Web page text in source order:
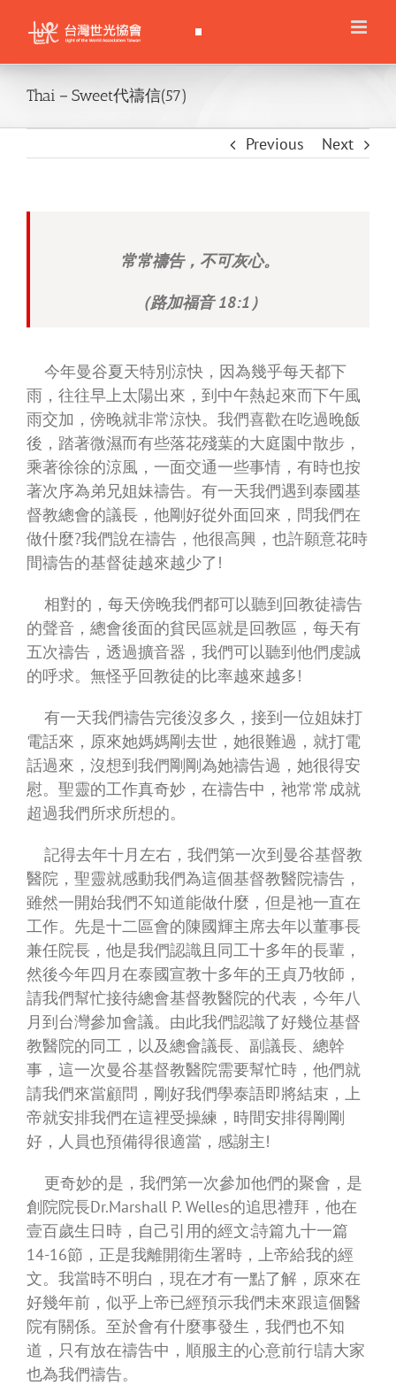
content
Thai－Sweet代禱信(57)
Previous Next
常常禱告，不可灰心。
（路加福音 18:1）
今年曼谷夏天特別涼快，因為幾乎每天都下
雨，往往早上太陽出來，到中午熱起來而下午風
雨交加，傍晚就非常涼快。我們喜歡在吃過晚飯
後，踏著微濕而有些落花殘葉的大庭園中散步，
乘著徐徐的涼風，一面交通一些事情，有時也按
著次序為弟兄姐妹禱告。有一天我們遇到泰國基
督教總會的議長，他剛好從外面回來，問我們在
做什麼?我們說在禱告，他很高興，也許願意花時
間禱告的基督徒越來越少了!
相對的，每天傍晚我們都可以聽到回教徒禱告
的聲音，總會後面的貧民區就是回教區，每天有
五次禱告，透過擴音器，我們可以聽到他們虔誠
的呼求。無怪乎回教徒的比率越來越多!
有一天我們禱告完後沒多久，接到一位姐妹打
電話來，原來她媽媽剛去世，她很難過，就打電
話過來，沒想到我們剛剛為她禱告過，她很得安
慰。聖靈的工作真奇妙，在禱告中，祂常常成就
超過我們所求所想的。
記得去年十月左右，我們第一次到曼谷基督教
醫院，聖靈就感動我們為這個基督教醫院禱告，
雖然一開始我們不知道能做什麼，但是祂一直在
工作。先是十二區會的陳國輝主席去年以董事長
兼任院長，他是我們認識且同工十多年的長輩，
然後今年四月在泰國宣教十多年的王貞乃牧師，
請我們幫忙接待總會基督教醫院的代表，今年八
月到台灣參加會議。由此我們認識了好幾位基督
教醫院的同工，以及總會議長、副議長、總幹
事，這一次曼谷基督教醫院需要幫忙時，他們就
請我們來當顧問，剛好我們學泰語即將結束，上
帝就安排我們在這裡受操練，時間安排得剛剛
好，人員也預備得很適當，感謝主!
更奇妙的是，我們第一次參加他們的聚會，是
創院院長Dr.Marshall P. Welles的追思禮拜，他在
壹百歲生日時，自己引用的經文:詩篇九十一篇
14-16節，正是我離開衛生署時，上帝給我的經
文。我當時不明白，現在才有一點了解，原來在
好幾年前，似乎上帝已經預示我們未來跟這個醫
院有關係。至於會有什麼事發生，我們也不知
道，只有放在禱告中，順服主的心意前行!請大家
也為我們禱告。